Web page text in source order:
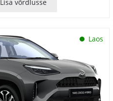
Lisa võrdlusse
Laos